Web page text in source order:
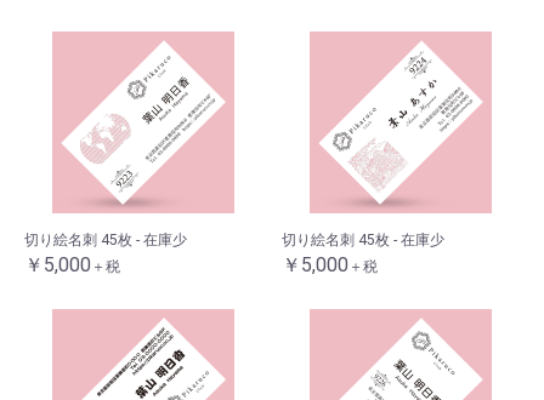
切り絵名刺 45枚 - 在庫少
￥5,000 ＋税
切り絵名刺 45枚 - 在庫少
￥5,000 ＋税